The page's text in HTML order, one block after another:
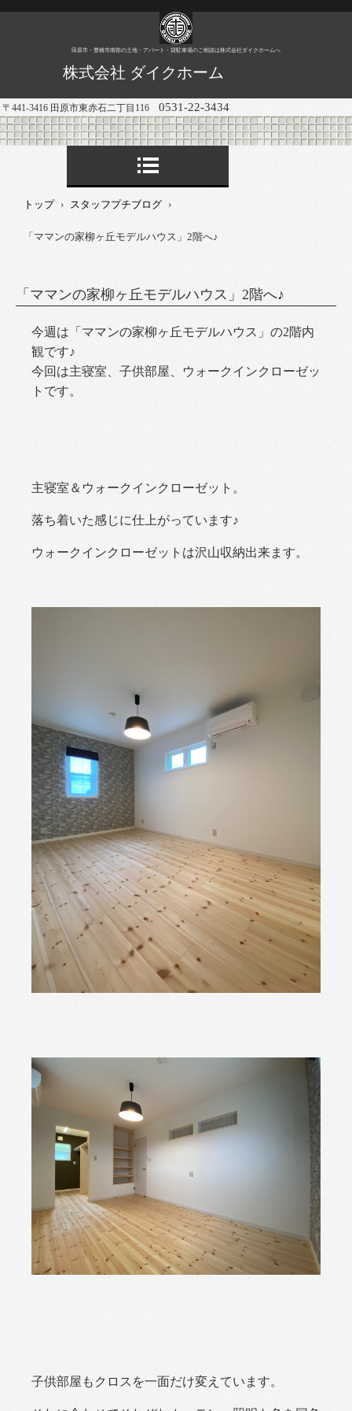
田原市・豊橋市南部の土地・アパート・貸駐車場のご相談は株式会社ダイクホームへ
株式会社 ダイクホーム
〒441-3416 田原市東赤石二丁目116 0531-22-3434
トップ › スタッフプチブログ ›
「ママンの家柳ヶ丘モデルハウス」2階へ♪
「ママンの家柳ヶ丘モデルハウス」2階へ♪
今週は「ママンの家柳ヶ丘モデルハウス」の2階内
観です♪
今回は主寝室、子供部屋、ウォークインクローゼッ
トです。
主寝室＆ウォークインクローゼット。
落ち着いた感じに仕上がっています♪
ウォークインクローゼットは沢山収納出来ます。
子供部屋もクロスを一面だけ変えています。